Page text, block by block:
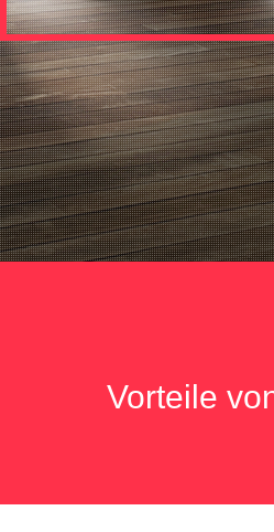
Vorteile